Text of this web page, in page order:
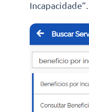
Incapacidade”.